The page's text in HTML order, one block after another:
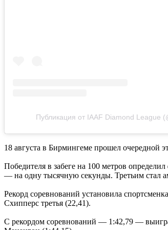
Публикация от IAAF Diamond League
18 августа в Бирмингеме прошел очередной
Победителя в забеге на 100 метров
— на одну тысячную секунды. Третьим стал
Рекорд соревнований установила
Схипперс третья (22,41).
С рекордом соревнований — 1:42,79 —